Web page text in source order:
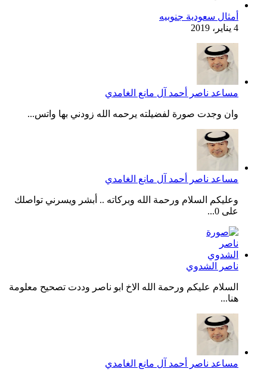
أمثال سعودية جنوبيه
4 يناير، 2019
مساعد ناصر أحمد آل مانع الغامدي
وان وجدت صورة لفضيلته يرحمه الله زودني بها واتس...
مساعد ناصر أحمد آل مانع الغامدي
وعليكم السلام ورحمة الله وبركاته .. أبشر ويسرني تواصلك
على 0...
ناصر الشدوي
السلام عليكم ورحمة الله الاخ ابو ناصر وددت تصحيح معلومة
هنا...
مساعد ناصر أحمد آل مانع الغامدي